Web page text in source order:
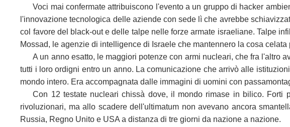
Voci mai confermate attribuiscono l'evento a un gruppo di hacker
l'innovazione tecnologica delle aziende con sede lì che avrebbe
col favore del black-out e delle talpe nelle forze armate israeliane. Talpe
Mossad, le agenzie di intelligence di Israele che mantennero la cosa celata
A un anno esatto, le maggiori potenze con armi nucleari, che fra l'altro
tutti i loro ordigni entro un anno. La comunicazione che arrivò alle
mondo intero. Era accompagnata dalle immagini di uomini con
Con 12 testate nucleari chissà dove, il mondo rimase in bilico.
rivoluzionari, ma allo scadere dell'ultimatum non avevano ancora
Russia, Regno Unito e USA a distanza di tre giorni da nazione a nazione.